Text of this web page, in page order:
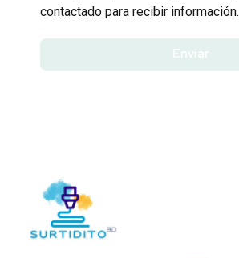
contactado para recibir información.
Enviar